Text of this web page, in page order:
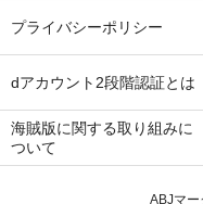
プライバシーポリシー
dアカウント2段階認証とは
海賊版に関する取り組みに
ついて
ABJマ